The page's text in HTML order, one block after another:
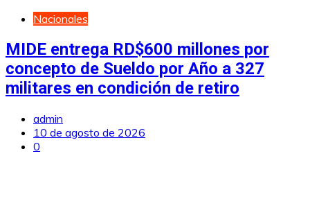
Nacionales
MIDE entrega RD$600 millones por
concepto de Sueldo por Año a 327
militares en condición de retiro
admin
10 de agosto de 2026
0